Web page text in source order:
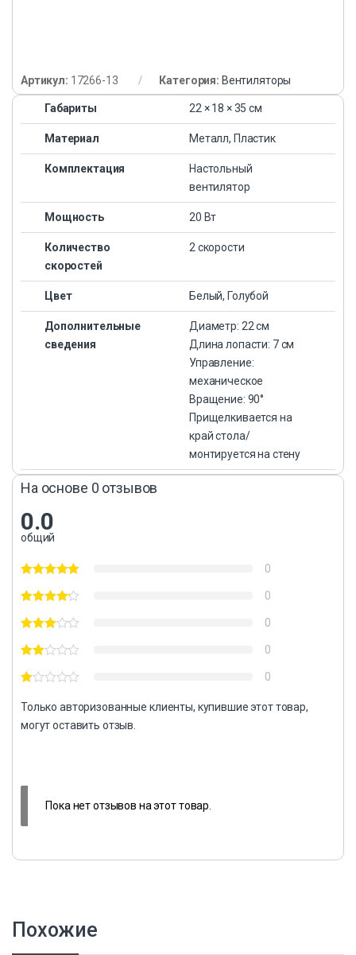
Артикул: 17266-13 Категория: Вентиляторы
Габариты 22 × 18 × 35 см
Материал Металл, Пластик
Комплектация
Настольный
вентилятор
Мощность 20 Вт
Количество
скоростей
2 скорости
Цвет Белый, Голубой
Дополнительные
сведения
Диаметр: 22 см
Длина лопасти: 7 см
Управление:
механическое
Вращение: 90°
Прищелкивается на
край стола/
монтируется на стену
На основе 0 отзывов
0.0
общий
0
0
0
0
0
Только авторизованные клиенты, купившие этот товар,
могут оставить отзыв.
Пока нет отзывов на этот товар.
Похожие